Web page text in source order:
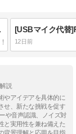
ネル [USBマイク代替
12日前
説
やアイデアを具体的に
せ、新たな挑戦を促す
や音声認識、ノイズ対
と実用性を兼ね備えた